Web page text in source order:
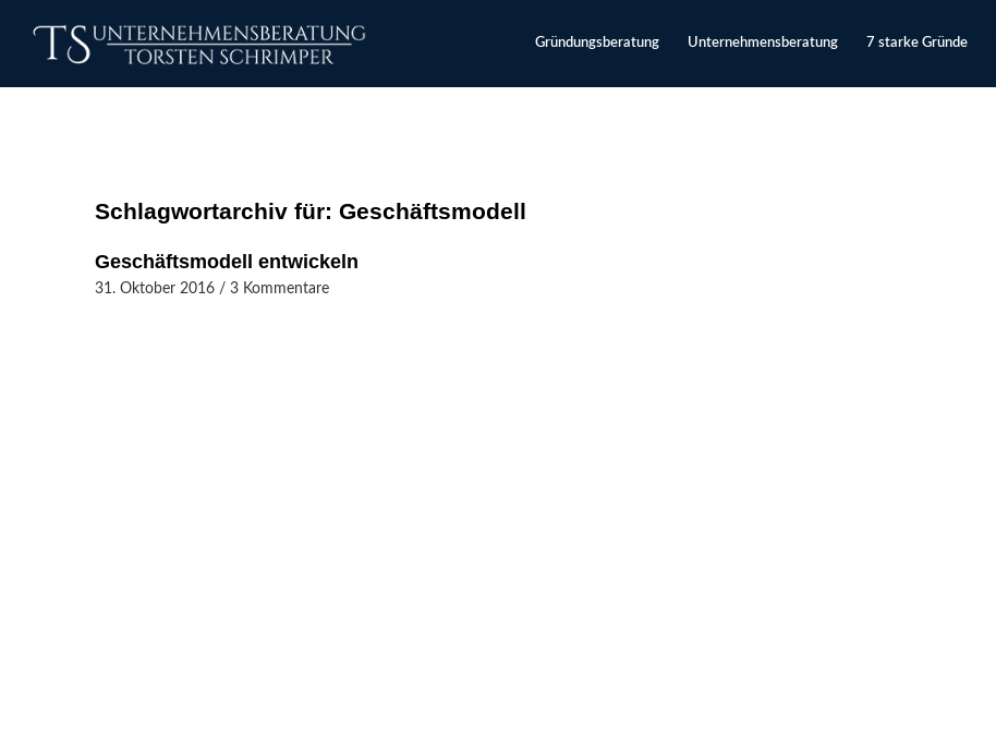
Gründungsberatung Unternehmensberatung 7 starke Gründe
Schlagwortarchiv für:Geschäftsmodell
Geschäftsmodell entwickeln
31. Oktober 2016 / 3 Kommentare